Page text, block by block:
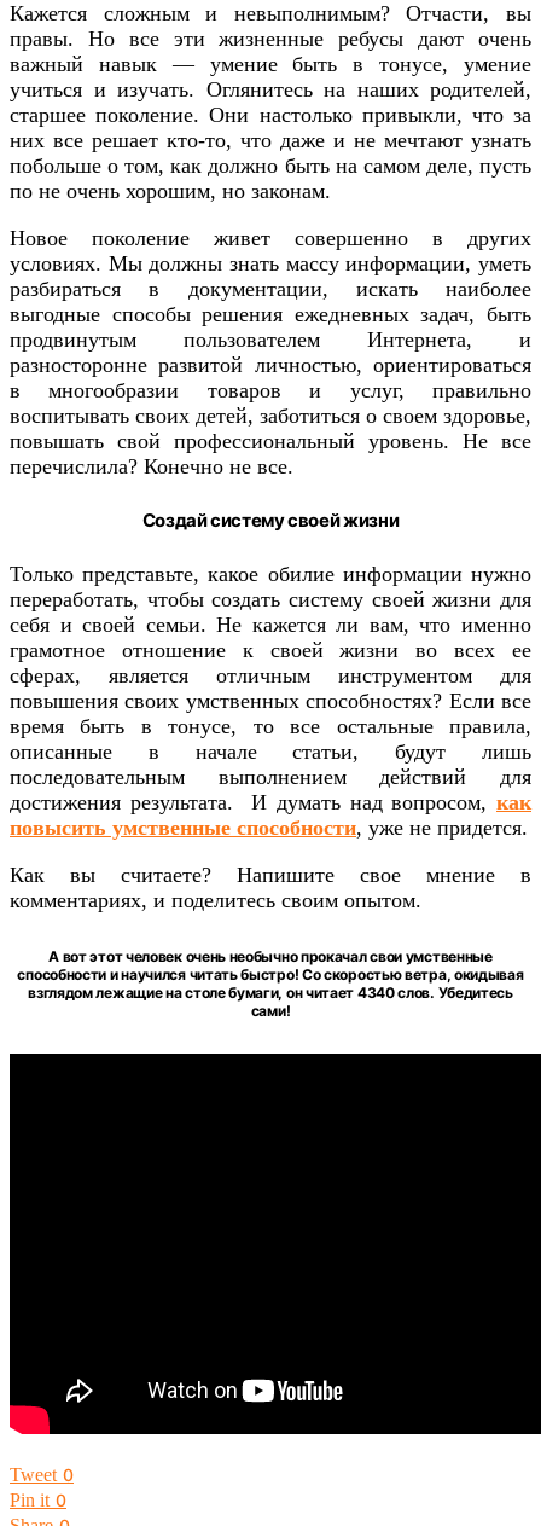
Кажется сложным и невыполнимым? Отчасти, вы
правы. Но все эти жизненные ребусы дают очень
важный навык — умение быть в тонусе, умение
учиться и изучать. Оглянитесь на наших родителей,
старшее поколение. Они настолько привыкли, что за
них все решает кто-то, что даже и не мечтают узнать
побольше о том, как должно быть на самом деле, пусть
по не очень хорошим, но законам.
Новое поколение живет совершенно в других
условиях. Мы должны знать массу информации, уметь
разбираться в документации, искать наиболее
выгодные способы решения ежедневных задач, быть
продвинутым пользователем Интернета, и
разносторонне развитой личностью, ориентироваться
в многообразии товаров и услуг, правильно
воспитывать своих детей, заботиться о своем здоровье,
повышать свой профессиональный уровень. Не все
перечислила? Конечно не все.
Создай систему своей жизни
Только представьте, какое обилие информации нужно
переработать, чтобы создать систему своей жизни для
себя и своей семьи. Не кажется ли вам, что именно
грамотное отношение к своей жизни во всех ее
сферах, является отличным инструментом для
повышения своих умственных способностях? Если все
время быть в тонусе, то все остальные правила,
описанные в начале статьи, будут лишь
последовательным выполнением действий для
достижения результата. И думать над вопросом, как
повысить умственные способности, уже не придется.
Как вы считаете? Напишите свое мнение в
комментариях, и поделитесь своим опытом.
А вот этот человек очень необычно прокачал свои умственные
способности и научился читать быстро! Со скоростью ветра, окидывая
взглядом лежащие на столе бумаги, он читает 4340 слов. Убедитесь
сами!
Tweet 0
Pin it 0